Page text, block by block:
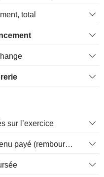
total
sur l’exercice
Trésorerie Impôt sur le revenu payé (remboursement)Impôt effectivement payé (remboursé) sur l’exercice